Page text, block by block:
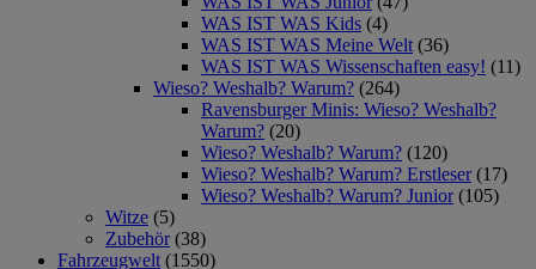
WAS IST WAS Kids (4)
WAS IST WAS Meine Welt (36)
WAS IST WAS Wissenschaften easy! (11)
Wieso? Weshalb? Warum? (264)
Ravensburger Minis: Wieso? Weshalb?
Warum? (20)
Wieso? Weshalb? Warum? (120)
Wieso? Weshalb? Warum? Erstleser (17)
Wieso? Weshalb? Warum? Junior (105)
Witze (5)
Zubehör (38)
Fahrzeugwelt (1550)